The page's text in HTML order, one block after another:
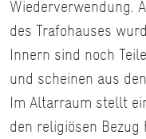
Wiederverwendung.
des Trafohauses
Innern sind noch
und scheinen aus
Im Altarraum stellt
den religiösen